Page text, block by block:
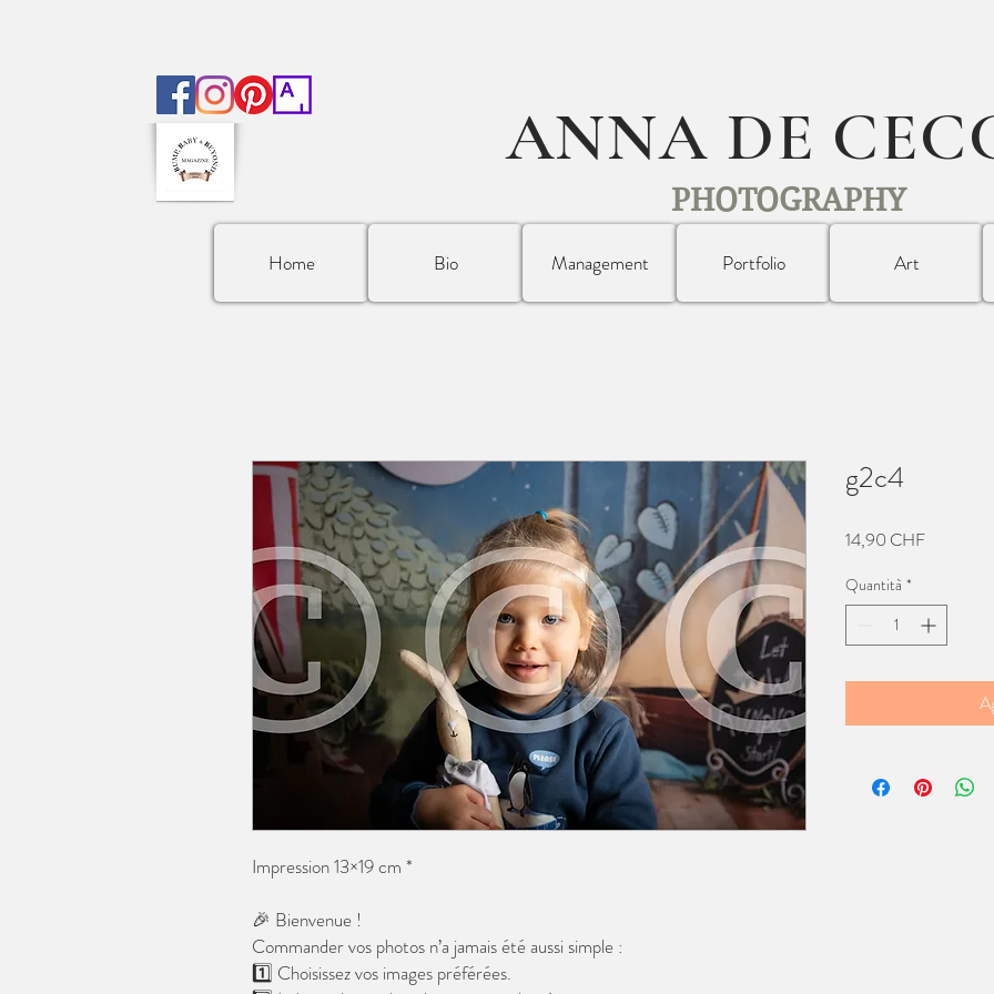
ANNA DE
PHOTOGRAPHY
Home Bio Management Portfolio Art
Impression 13×19 cm *
🎉 Bienvenue !
Commander vos photos n’a jamais été aussi simple :
1️⃣ Choisissez vos images préférées.
g2c4
14,90 CHFPrezzo
Quantità *